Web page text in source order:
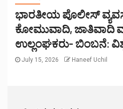
ಭಾರತೀಯ ಪೊಲೀಸ್ ವ್ಯವಸ್ಥೆ:
ಕೋಮುವಾದಿ, ಜಾತಿವಾದಿ
ಉಲ್ಲಂಘಕರು- ಬಿಂಬನೆ:
July 15, 2026 Haneef Uchil